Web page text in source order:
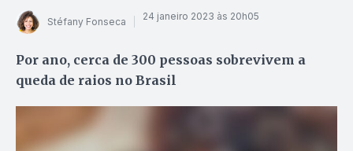
Stéfany Fonseca 24 janeiro 2023 às 20h05
Por ano, cerca de 300 pessoas sobrevivem a
queda de raios no Brasil